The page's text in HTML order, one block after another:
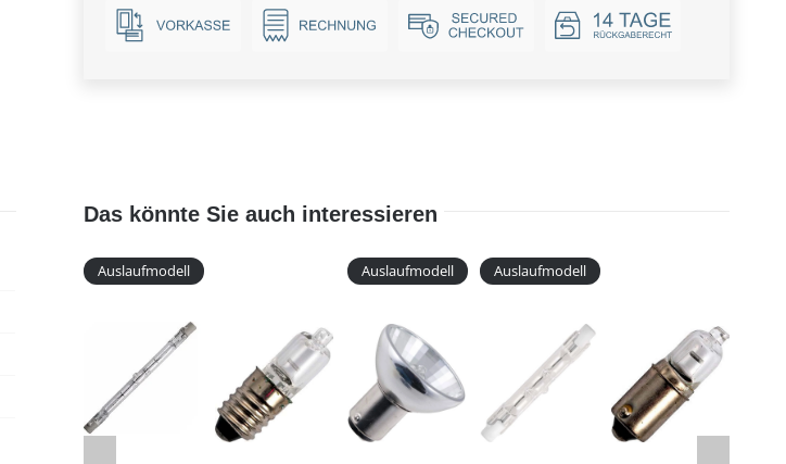
Das könnte Sie auch interessieren
Auslaufmodell Auslaufmodell Auslaufmodell